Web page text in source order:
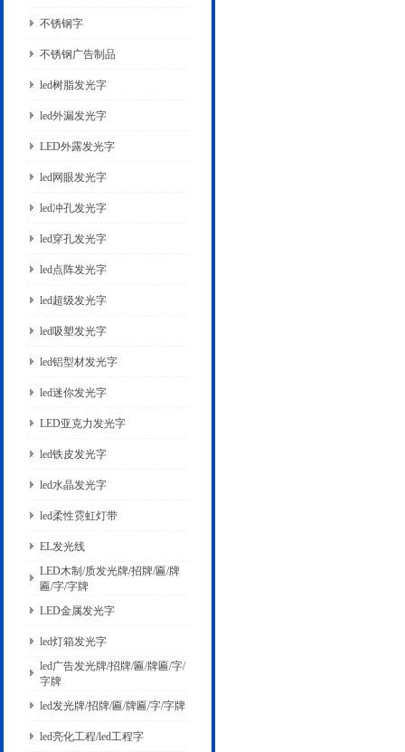
不锈钢字
不锈钢广告制品
led树脂发光字
led外漏发光字
LED外露发光字
led网眼发光字
led冲孔发光字
led穿孔发光字
led点阵发光字
led超级发光字
led吸塑发光字
led铝型材发光字
led迷你发光字
LED亚克力发光字
led铁皮发光字
led水晶发光字
led柔性霓虹灯带
EL发光线
LED木制/质发光牌/招牌/匾/牌
匾/字/字牌
LED金属发光字
led灯箱发光字
led广告发光牌/招牌/匾/牌匾/字/
字牌
led发光牌/招牌/匾/牌匾/字/字牌
led亮化工程/led工程字